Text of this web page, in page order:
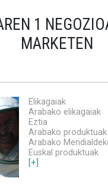
1
MARKETEN
Elikagaiak
Arabako elikagaiak
Eztia
Arabako produktuak
Arabako
Euskal produktuak
[+]